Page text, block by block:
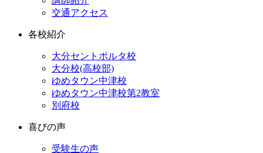
交通アクセス
各校紹介
大分セントポルタ校
大分校(高校部)
ゆめタウン中津校
ゆめタウン中津校第2教室
別府校
喜びの声
受験生の声